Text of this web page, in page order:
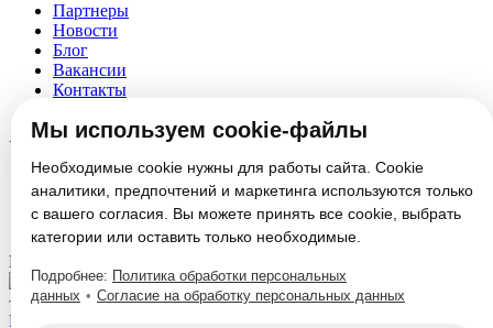
Партнеры
Новости
Блог
Вакансии
Контакты
Услуги
Производство стеклотары
Изготовление формокомплектов
Нанесение декорации
Мы в соцсетях:
Политика конфиденциальности
Мы используем cookie-файлы
Необходимые cookie нужны для работы сайта. Cookie
аналитики, предпочтений и маркетинга используются только
с вашего согласия. Вы можете принять все cookie, выбрать
категории или оставить только необходимые.
Подробнее: Политика обработки персональных
данных • Согласие на обработку персональных данных